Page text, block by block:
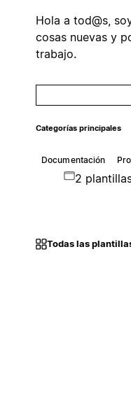
Hola a tod@s,
cosas nuevas y
trabajo.
Categorías principales
Documentación
2
Todas las